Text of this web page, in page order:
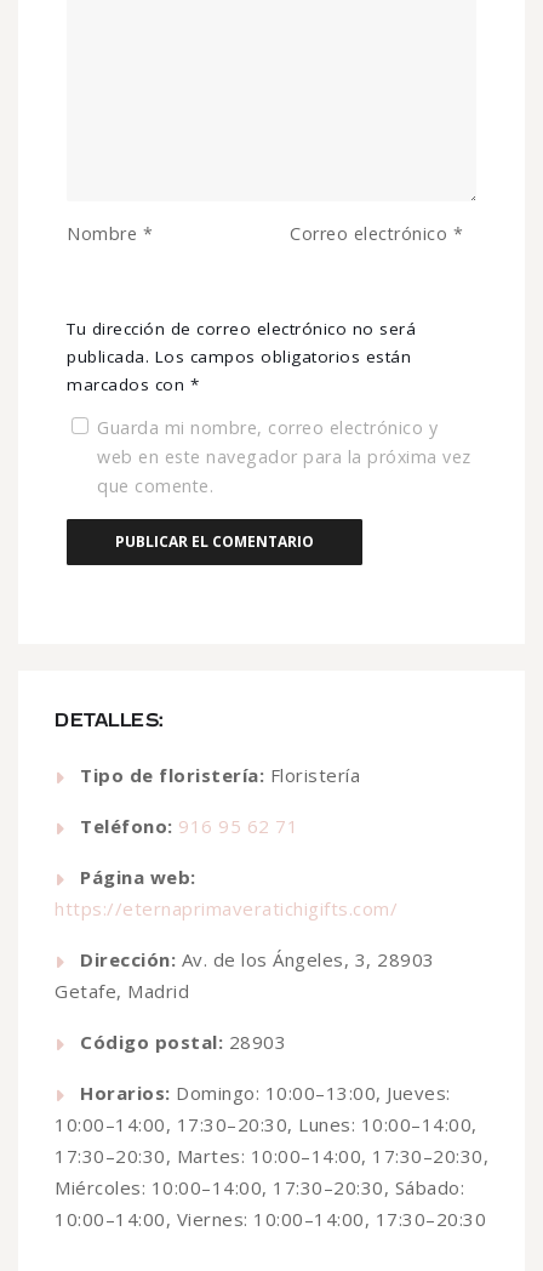
DETALLES:
Tipo de floristería: Floristería
Teléfono: 916 95 62 71
Página web:
https://eternaprimaveratichigifts.com/
Dirección: Av. de los Ángeles, 3, 28903
Getafe, Madrid
Código postal: 28903
Horarios: Domingo: 10:00–13:00, Jueves:
10:00–14:00, 17:30–20:30, Lunes: 10:00–14:00,
17:30–20:30, Martes: 10:00–14:00, 17:30–20:30,
Miércoles: 10:00–14:00, 17:30–20:30, Sábado:
10:00–14:00, Viernes: 10:00–14:00, 17:30–20:30
Tu dirección de correo electrónico no será
publicada. Los campos obligatorios están
marcados con *
Nombre * Correo electrónico *
Guarda mi nombre, correo electrónico y
web en este navegador para la próxima vez
que comente.